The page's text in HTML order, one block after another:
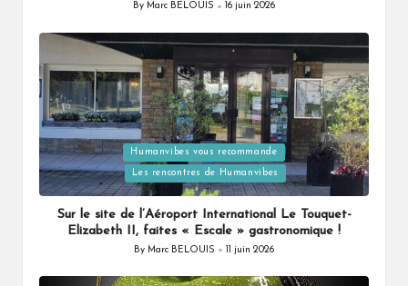
Posted
By Marc BELOUIS 16 juin 2026
Posted
in
Humanvibes vous recommande
Les rencontres de Humanvibes
Sur le site de l’Aéroport International Le Touquet-
Elizabeth II, faites « Escale » gastronomique !
Posted
By Marc BELOUIS 11 juin 2026